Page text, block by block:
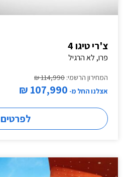
צ'רי טיגו 4
פרו, לא הרגיל
המחירון הרשמי: 114,990 ₪
אצלנו החל מ- 107,990 ₪
לפרטים